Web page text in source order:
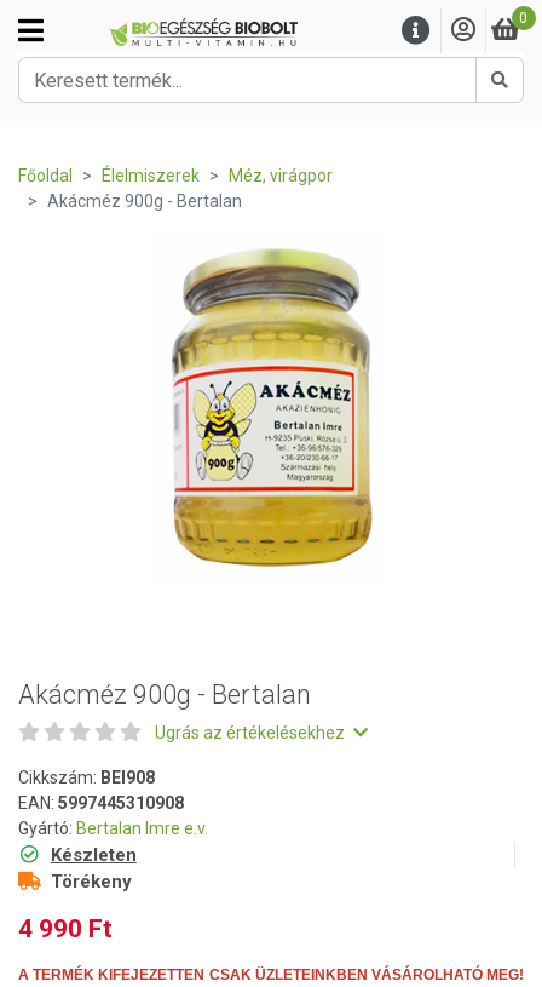
0
Főoldal Élelmiszerek
Méz, virágpor
Akácméz 900g - Bertalan
Akácméz 900g - Bertalan
Ugrás az értékelésekhez
Cikkszám: BEI908
EAN: 5997445310908
Gyártó: Bertalan Imre e.v.
Készleten
Törékeny
4 990 Ft
A TERMÉK KIFEJEZETTEN CSAK ÜZLETEINKBEN VÁSÁROLHATÓ MEG!